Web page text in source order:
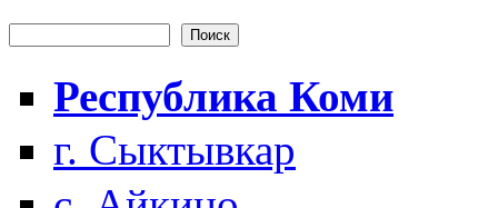
Форма поиска
Республика Коми
г. Сыктывкар